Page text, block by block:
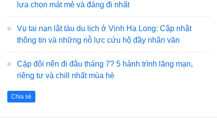
lựa chọn mát mẻ và đáng đi nhất
Vụ tai nạn lật tàu du lịch ở Vịnh Hạ Long: Cập nhật
thông tin và những nỗ lực cứu hộ đầy nhân văn
Cặp đôi nên đi đâu tháng 7? 5 hành trình lãng mạn,
riêng tư và chill nhất mùa hè
Chia sẻ